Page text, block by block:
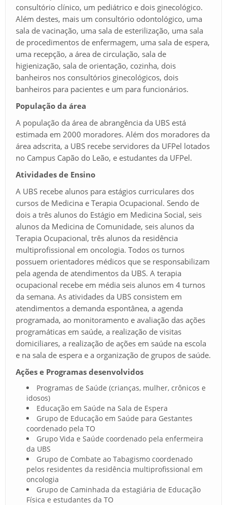
consultório clínico, um pediátrico e dois ginecológico.
Além destes, mais um consultório odontológico, uma
sala de vacinação, uma sala de esterilização, uma sala
de procedimentos de enfermagem, uma sala de espera,
uma recepção, a área de circulação, sala de
higienização, sala de orientação, cozinha, dois
banheiros nos consultórios ginecológicos, dois
banheiros para pacientes e um para funcionários.
População da área
A população da área de abrangência da UBS está
estimada em 2000 moradores. Além dos moradores da
área adscrita, a UBS recebe servidores da UFPel lotados
no Campus Capão do Leão, e estudantes da UFPel.
Atividades de Ensino
A UBS recebe alunos para estágios curriculares dos
cursos de Medicina e Terapia Ocupacional. Sendo de
dois a três alunos do Estágio em Medicina Social, seis
alunos da Medicina de Comunidade, seis alunos da
Terapia Ocupacional, três alunos da residência
multiprofissional em oncologia. Todos os turnos
possuem orientadores médicos que se responsabilizam
pela agenda de atendimentos da UBS. A terapia
ocupacional recebe em média seis alunos em 4 turnos
da semana. As atividades da UBS consistem em
atendimentos a demanda espontânea, a agenda
programada, ao monitoramento e avaliação das ações
programáticas em saúde, a realização de visitas
domiciliares, a realização de ações em saúde na escola
e na sala de espera e a organização de grupos de saúde.
Ações e Programas desenvolvidos
Programas de Saúde (crianças, mulher, crônicos e
idosos)
Educação em Saúde na Sala de Espera
Grupo de Educação em Saúde para Gestantes
coordenado pela TO
Grupo Vida e Saúde coordenado pela enfermeira
da UBS
Grupo de Combate ao Tabagismo coordenado
pelos residentes da residência multiprofissional em
oncologia
Grupo de Caminhada da estagiária de Educação
Física e estudantes da TO